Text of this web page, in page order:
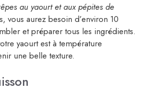
au yaourt et aux pépites de
vous aurez besoin d’environ 10
et préparer tous les ingrédients.
yaourt est à température
une belle texture.